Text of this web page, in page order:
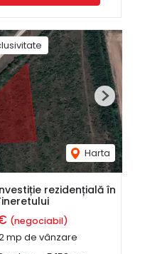
Harta
Next
rezidențială în
(negociabil)
mp de vânzare